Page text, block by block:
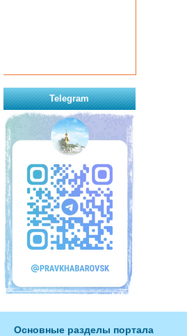
Telegram
Основные разделы портала